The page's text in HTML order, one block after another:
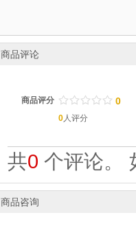
商品评论
商品评分 / / / / /
. . . . . 0
0人评分
共0 个评论。
商品咨询